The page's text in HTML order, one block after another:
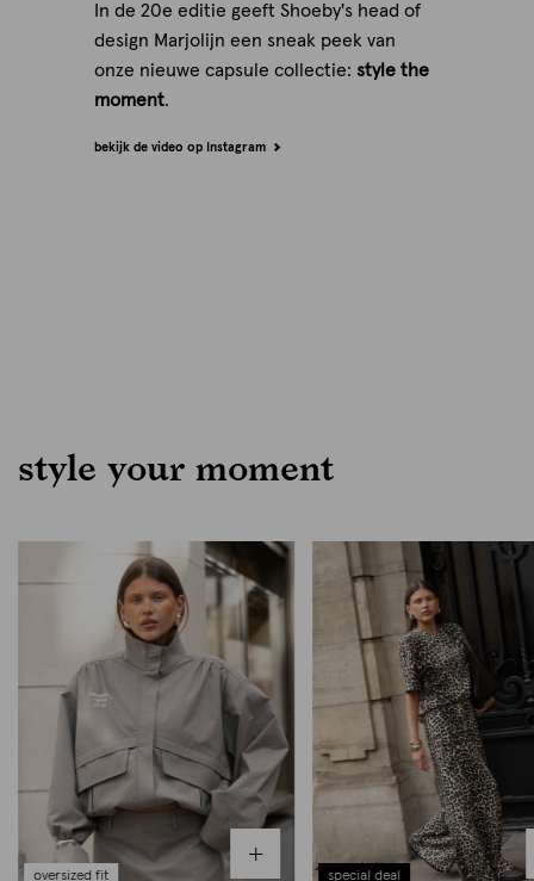
In de 20e editie geeft Shoeby's head of
design Marjolijn een sneak peek van
onze nieuwe capsule collectie: style the
moment.
bekijk de video op Instagram
style your moment
special deal special deal